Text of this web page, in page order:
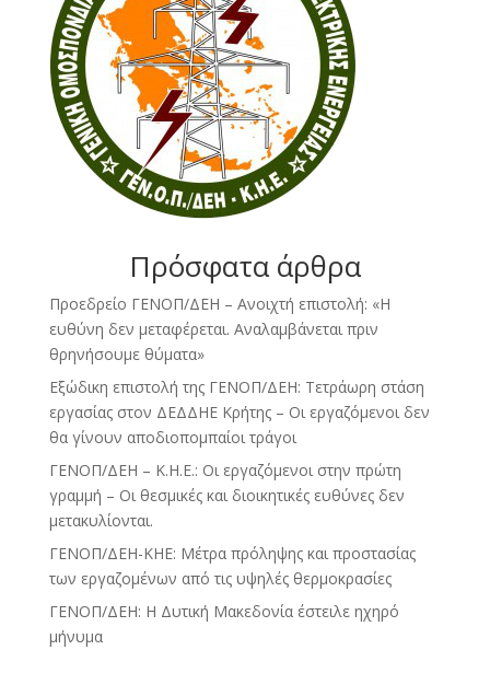
Πρόσφατα άρθρα
Προεδρείο ΓΕΝΟΠ/ΔΕΗ – Ανοιχτή επιστολή: «Η
ευθύνη δεν μεταφέρεται. Αναλαμβάνεται πριν
θρηνήσουμε θύματα»
Εξώδικη επιστολή της ΓΕΝΟΠ/ΔΕΗ: Τετράωρη στάση
εργασίας στον ΔΕΔΔΗΕ Κρήτης – Οι εργαζόμενοι δεν
θα γίνουν αποδιοπομπαίοι τράγοι
ΓΕΝΟΠ/ΔΕΗ – Κ.Η.Ε.: Οι εργαζόμενοι στην πρώτη
γραμμή – Οι θεσμικές και διοικητικές ευθύνες δεν
μετακυλίονται.
ΓΕΝΟΠ/ΔΕΗ-ΚΗΕ: Μέτρα πρόληψης και προστασίας
των εργαζομένων από τις υψηλές θερμοκρασίες
ΓΕΝΟΠ/ΔΕΗ: Η Δυτική Μακεδονία έστειλε ηχηρό
μήνυμα